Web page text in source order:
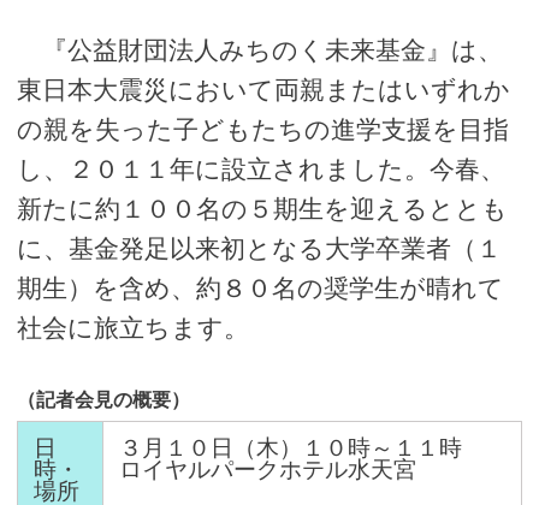
『公益財団法人みちのく未来基金』は、
東日本大震災において両親またはいずれか
の親を失った子どもたちの進学支援を目指
し、２０１１年に設立されました。今春、
新たに約１００名の５期生を迎えるととも
に、基金発足以来初となる大学卒業者（１
期生）を含め、約８０名の奨学生が晴れて
社会に旅立ちます。
（記者会見の概要）
日
時・
場所
３月１０日（木）１０時～１１時
ロイヤルパークホテル水天宮